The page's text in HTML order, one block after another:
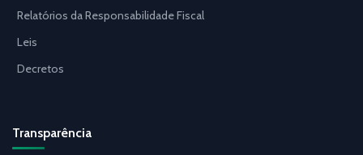
Relatórios da Responsabilidade Fiscal
Leis
Decretos
Transparência